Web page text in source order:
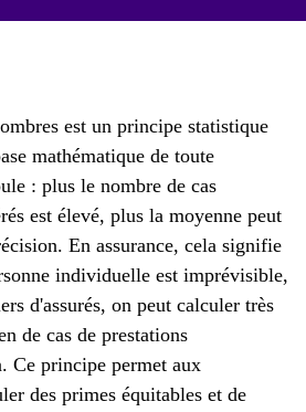
est un principe statistique
mathématique de toute
: plus le nombre de cas
est élevé, plus la moyenne peut
En assurance, cela signifie
individuelle est imprévisible,
d'assurés, on peut calculer très
de cas de prestations
Ce principe permet aux
des primes équitables et de